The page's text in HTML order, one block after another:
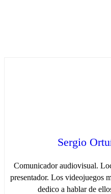
Sergio
Comunicador audiovisual.
presentador. Los videojuegos
dedico a hablar de